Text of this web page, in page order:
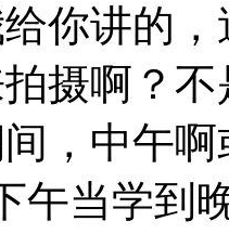
你讲的
摄啊？
，中午
午当学到